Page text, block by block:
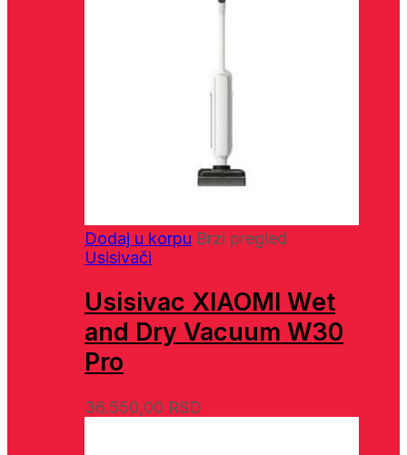
Dodaj u korpu Brzi pregled
Usisivači
Usisivac XIAOMI Wet
and Dry Vacuum W30
Pro
36.550,00 RSD